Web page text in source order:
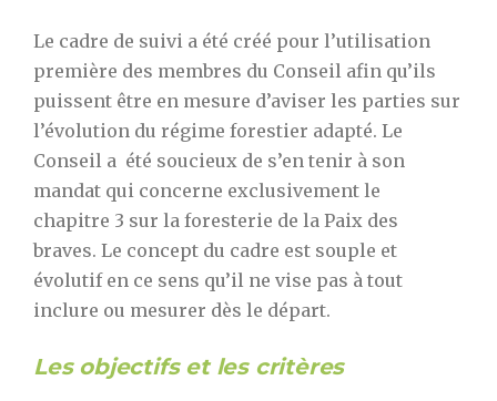
Le cadre de suivi a été créé pour l’utilisation
première des membres du Conseil afin qu’ils
puissent être en mesure d’aviser les parties sur
l’évolution du régime forestier adapté. Le
Conseil a été soucieux de s’en tenir à son
mandat qui concerne exclusivement le
chapitre 3 sur la foresterie de la Paix des
braves. Le concept du cadre est souple et
évolutif en ce sens qu’il ne vise pas à tout
inclure ou mesurer dès le départ.
Les objectifs et les critères